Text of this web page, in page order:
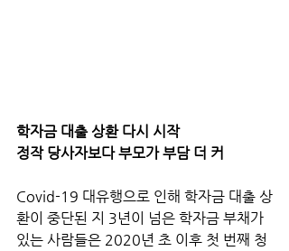
학자금 대출 상환 다시 시작
정작 당사자보다 부모가 부담 더 커
Covid-19 대유행으로 인해 학자금 대출 상
환이 중단된 지 3년이 넘은 학자금 부채가
있는 사람들은 2020년 초 이후 첫 번째 청